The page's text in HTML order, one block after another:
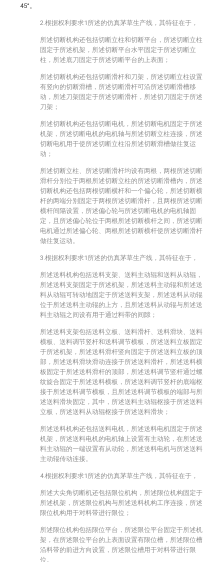
45°。
2.根据权利要求1所述的仿真茅草生产线，其特征在于，
所述切断机构还包括切断立柱和切断平台，所述切断立柱
固定于所述机架，所述切断平台水平固定于所述切断立
柱，所述底刀固定于所述切断平台的上表面；
所述切断机构还包括切断滑杆和刀架，所述切断立柱设置
有竖向的切断滑槽，所述切断滑杆可沿所述切断滑槽移
动，所述刀架固定于所述切断滑杆，所述切刀固定于所述
刀架；
所述切断机构还包括切断电机，所述切断电机固定于所述
机架，所述切断电机的电机轴与所述切断立柱连接，所述
切断电机用于使所述切断立柱沿所述切断滑槽做往复运
动；
所述切断立柱、所述切断滑杆均设有两根，两根所述切断
滑杆分别位于两根所述切断立柱的所述切断滑槽内，所述
切断机构还包括两根切断横杆和一个偏心轮，所述切断横
杆的两端分别固定于两根所述切断滑杆，且两根所述切断
横杆间隔设置，所述偏心轮与所述切断电机的电机轴固
定，且所述偏心轮位于两根所述切断横杆之间，所述切断
电机通过所述偏心轮、两根所述切断横杆使所述切断滑杆
做往复运动。
3.根据权利要求1所述的仿真茅草生产线，其特征在于，
所述送料机构包括送料支架、送料主动辊和送料从动辊，
所述送料支架固定于所述机架，所述送料主动辊和所述送
料从动辊可转动地固定于所述送料支架，所述送料从动辊
位于所述送料主动辊的上方，且所述送料从动辊与所述送
料主动辊之间设有用于通过料带的间隙；
所述送料支架包括送料立板、送料滑杆、送料滑块、送料
横板、送料调节竖杆和送料调节横板，所述送料立板固定
于所述机架，所述送料滑杆竖向固定于所述送料立板的顶
部，所述送料滑块滑动连接于所述送料滑杆，所述送料横
板固定于所述送料滑杆的顶部，所述送料调节竖杆通过螺
纹旋合固定于所述送料横板，所述送料调节竖杆的底端枢
接于所述送料调节横板，且所述送料调节横板的端部与所
述送料滑块固定，其中，所述送料主动辊枢接于所述送料
立板，所述送料从动辊枢接于所述送料滑块；
所述送料机构还包括送料电机，所述送料电机固定于所述
机架，所述送料电机的电机轴上设置有主动轮，在所述送
料主动辊的一端设置有从动轮，所述送料电机与所述送料
主动辊传动连接。
4.根据权利要求1所述的仿真茅草生产线，其特征在于，
所述大尖角切断机还包括限位机构，所述限位机构固定于
所述机架，所述限位机构与所述送料机构工序连接，所述
限位机构用于对料带进行限位；
所述限位机构包括限位平台，所述限位平台固定于所述机
架，在所述限位平台的上表面设置有限位槽，所述限位槽
沿料带的前进方向设置，所述限位槽用于对料带进行限
位。